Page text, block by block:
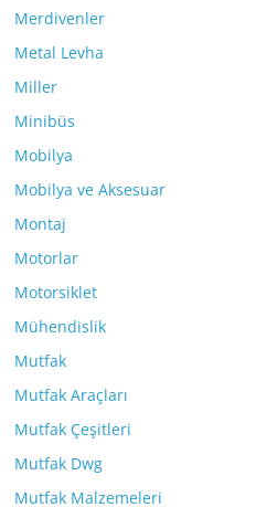
Merdivenler
Metal Levha
Miller
Minibüs
Mobilya
Mobilya ve Aksesuar
Montaj
Motorlar
Motorsiklet
Mühendislik
Mutfak
Mutfak Araçları
Mutfak Çeşitleri
Mutfak Dwg
Mutfak Malzemeleri